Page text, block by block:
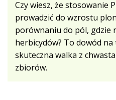
Czy wiesz, że stosowanie
prowadzić do wzrostu
porównaniu do pól, gdzie
herbicydów? To dowód
skuteczna walka z
zbiorów.